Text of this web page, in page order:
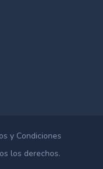
y Condiciones
los derechos.